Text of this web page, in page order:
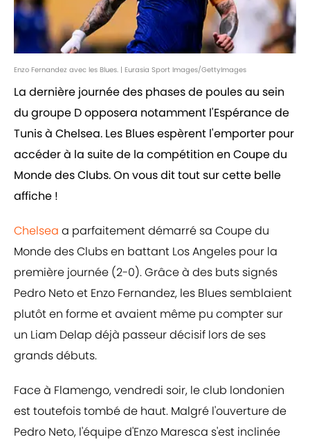
Enzo Fernandez avec les Blues. | Eurasia Sport Images/GettyImages
La dernière journée des phases de poules au sein
du groupe D opposera notamment l'Espérance de
Tunis à Chelsea. Les Blues espèrent l'emporter pour
accéder à la suite de la compétition en Coupe du
Monde des Clubs. On vous dit tout sur cette belle
affiche !
Chelsea a parfaitement démarré sa Coupe du
Monde des Clubs en battant Los Angeles pour la
première journée (2-0). Grâce à des buts signés
Pedro Neto et Enzo Fernandez, les Blues semblaient
plutôt en forme et avaient même pu compter sur
un Liam Delap déjà passeur décisif lors de ses
grands débuts.
Face à Flamengo, vendredi soir, le club londonien
est toutefois tombé de haut. Malgré l'ouverture de
Pedro Neto, l'équipe d'Enzo Maresca s'est inclinée